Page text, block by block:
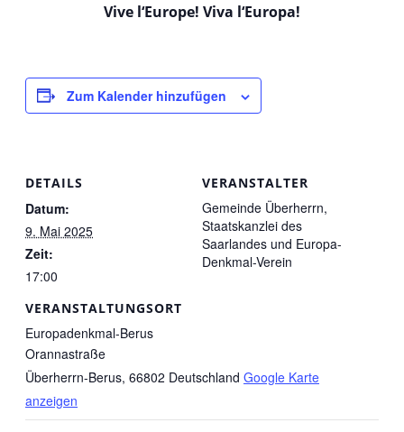
Vive l‘Europe! Viva l‘Europa!
Zum Kalender hinzufügen
DETAILS
Datum:
9. Mai 2025
Zeit:
17:00
VERANSTALTUNGSORT
Europadenkmal-Berus
Orannastraße
Überherrn-Berus, 66802 Deutschland Google Karte
anzeigen
VERANSTALTER
Gemeinde Überherrn,
Staatskanzlei des
Saarlandes und Europa-
Denkmal-Verein